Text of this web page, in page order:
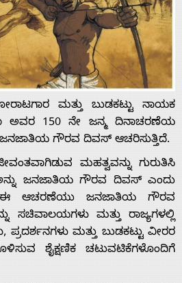
ಮತ್ತು ಬುಡಕಟ್ಟು ನಾಯಕ
ಅವರ 150 ನೇ ಜನ್ಮ ದಿನಾಚರಣೆಯ
ಜನಜಾತಿಯ ಗೌರವ ದಿವಸ್ ಆಚರಿಸುತ್ತಿದೆ.
ಮಹತ್ವವನ್ನು ಗುರುತಿಸಿ
ಜನಜಾತಿಯ ಗೌರವ ದಿವಸ್ ಎಂದು
ಈ ಆಚರಣೆಯು ಜನಜಾತಿಯ ಗೌರವ
ಸಚಿವಾಲಯಗಳು ಮತ್ತು ರಾಜ್ಯಗಳಲ್ಲಿ
ಪ್ರದರ್ಶನಗಳು ಮತ್ತು ಬುಡಕಟ್ಟು ವೀರರ
ಶೈಕ್ಷಣಿಕ ಚಟುವಟಿಕೆಗಳೊಂದಿಗೆ